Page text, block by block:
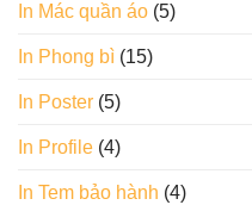
In Mác quần áo (5)
In Phong bì (15)
In Poster (5)
In Profile (4)
In Tem bảo hành (4)